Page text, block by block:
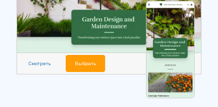
Смотреть Выбрать